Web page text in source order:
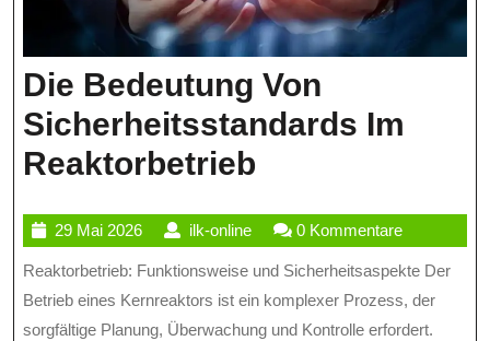
Die Bedeutung Von
Sicherheitsstandards Im
Reaktorbetrieb
Von
Im
29 Mai 202629
Mai
2026
ilk-onlineilk-
online
0 Kommentare
Reaktorbetrieb: Funktionsweise und Sicherheitsaspekte Der
Betrieb eines Kernreaktors ist ein komplexer Prozess, der
sorgfältige Planung, Überwachung und Kontrolle erfordert.